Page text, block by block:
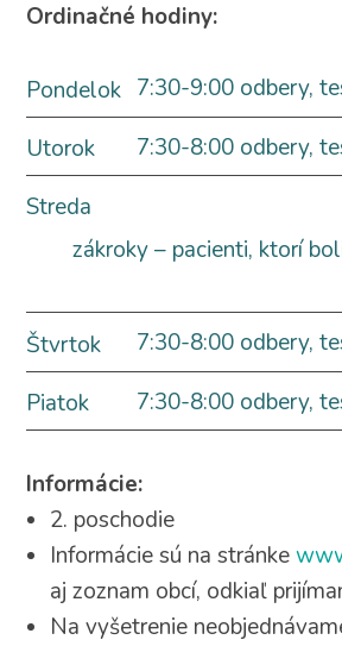
Ordinačné hodiny:
Pondelok 7:30-9:00 odbery,
Utorok
7:30-8:00 odbery,
Streda
zákroky – pacienti, ktorí
Štvrtok
7:30-8:00 odbery,
Piatok
7:30-8:00 odbery,
Informácie:
2. poschodie
Informácie sú na stránke
aj zoznam obcí, odkiaľ
Na vyšetrenie